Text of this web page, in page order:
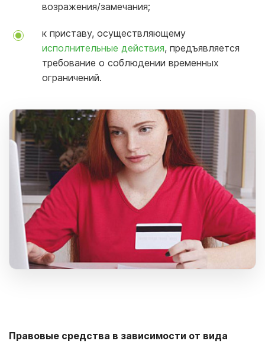
возражения/замечания;
к приставу, осуществляющему
исполнительные действия, предъявляется
требование о соблюдении временных
ограничений.
Правовые средства в зависимости от вида